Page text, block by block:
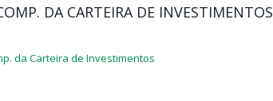
DA CARTEIRA DE INVESTIMENTOS
da Carteira de Investimentos